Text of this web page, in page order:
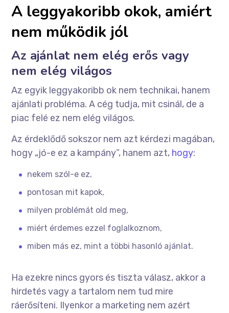
A leggyakoribb okok, amiért
nem működik jól
Az ajánlat nem elég erős vagy
nem elég világos
Az egyik leggyakoribb ok nem technikai, hanem
ajánlati probléma. A cég tudja, mit csinál, de a
piac felé ez nem elég világos.
Az érdeklődő sokszor nem azt kérdezi magában,
hogy „jó-e ez a kampány”, hanem azt, hogy:
nekem szól-e ez,
pontosan mit kapok,
milyen problémát old meg,
miért érdemes ezzel foglalkoznom,
miben más ez, mint a többi hasonló ajánlat.
Ha ezekre nincs gyors és tiszta válasz, akkor a
hirdetés vagy a tartalom nem tud mire
ráerősíteni. Ilyenkor a marketing nem azért